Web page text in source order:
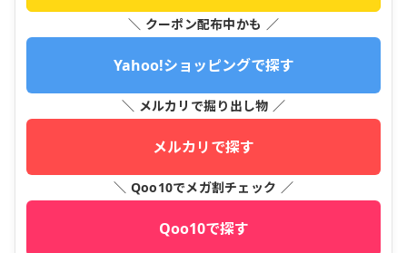
＼ クーポン配布中かも ／
Yahoo!ショッピングで探す
＼ メルカリで掘り出し物 ／
メルカリで探す
＼ Qoo10でメガ割チェック ／
Qoo10で探す